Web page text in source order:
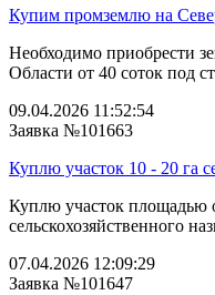
Купим промземлю на
Необходимо приобрести
Области от 40 соток под
09.04.2026 11:52:54
Заявка №101663
Куплю участок 10 - 20 га
Куплю участок площадью
сельскохозяйственного
07.04.2026 12:09:29
Заявка №101647